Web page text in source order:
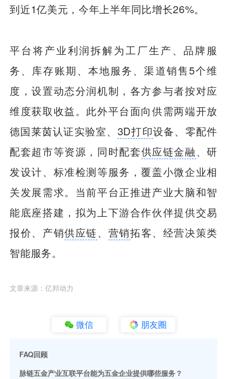
到近1亿美元，今年上半年同比增长26%。
平台将产业利润拆解为工厂生产、品牌服
务、库存账期、本地服务、渠道销售5个维
度，设置动态分润机制，各方参与者按对应
维度获取收益。此外平台面向供需两端开放
德国莱茵认证实验室、 3D打印设备、零配件
配套超市等资源，同时配套供应链金融、研
发设计、标准检测等服务，覆盖小微企业相
关发展需求。当前平台正推进产业大脑和智
能底座搭建，拟为上下游合作伙伴提供交易
报价、产销供应链、 营销拓客、经营决策类
智能服务。
文章来源：亿邦动力
微信 朋友圈
FAQ回顾
脉链五金产业互联平台能为五金企业提供哪些服务？